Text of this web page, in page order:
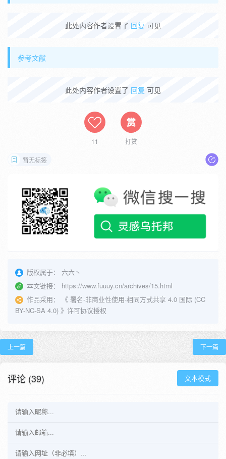
此处内容作者设置了 回复 可见
参考文献
此处内容作者设置了 回复 可见
11 打赏
暂无标签
版权属于：
六六丶
本文链接：
https://www.fuuuy.cn/archives/15.html
作品采用：
《 署名-非商业性使用-相同方式共享 4.0 国际 (CC
BY-NC-SA 4.0) 》许可协议授权
上一篇 下一篇
评论 (39) 文本模式